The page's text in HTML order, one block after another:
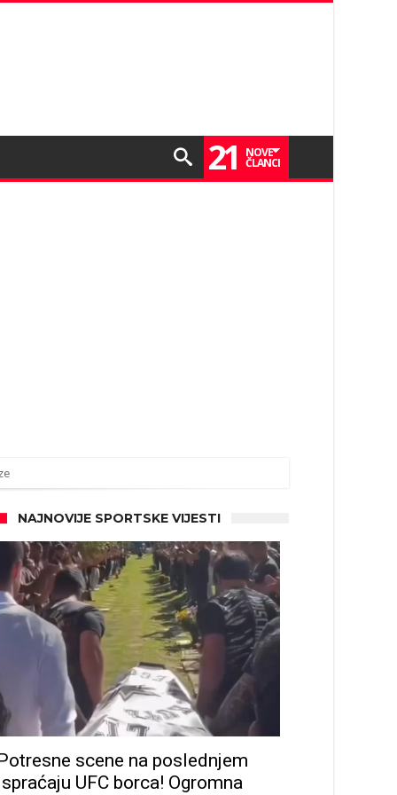
21 NOVE
ČLANCI
NAJNOVIJE SPORTSKE VIJESTI
scene na poslednjem
UFC borca! Ogromna